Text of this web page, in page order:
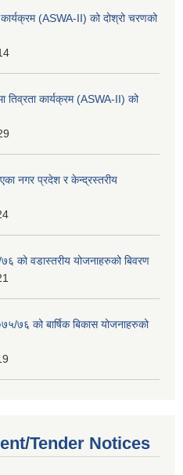
(ASWA-II) को दोश्रो चरणको
तिव्रता कार्यक्रम (ASWA-II) को
नगर प्रदेश र केन्द्रस्तरीय
को वडास्तरीय योजनाहरुको बिवरण
७६ को बार्षिक बिकास योजनाहरुको
Tender Notices